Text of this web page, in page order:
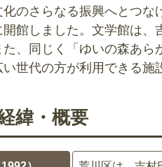
のさらなる振興へとつ
館しました。文学館は
た、同じく「ゆいの森あ
世代の方が利用できる施
緯・概要